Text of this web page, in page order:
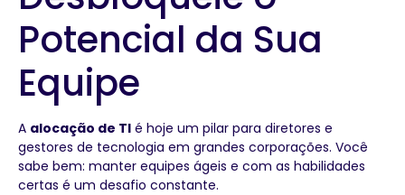
Potencial da Sua
Equipe
A alocação de TI é hoje um pilar para diretores e
gestores de tecnologia em grandes corporações. Você
sabe bem: manter equipes ágeis e com as habilidades
certas é um desafio constante.